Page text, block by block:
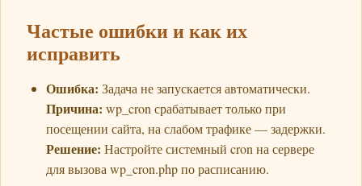
Частые ошибки и как их
исправить
Ошибка: Задача не запускается автоматически.
Причина: wp_cron срабатывает только при
посещении сайта, на слабом трафике — задержки.
Решение: Настройте системный cron на сервере
для вызова wp_cron.php по расписанию.